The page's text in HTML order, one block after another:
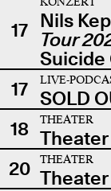
17 Nils
Tour
Suicide
17
LIVE-
SOLD
18
THEATER
20
THEATER